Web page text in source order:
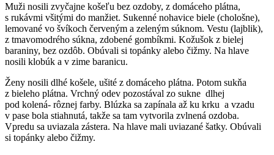
Muži nosili zvyčajne košeľu bez ozdoby, z domáceho plátna,
s rukávmi všitými do manžiet. Sukenné nohavice biele (chološne),
lemované vo švíkoch červeným a zeleným súknom. Vestu (lajblik),
z tmavomodrého súkna, zdobené gombíkmi. Kožušok z bielej
baraniny, bez ozdôb. Obúvali si topánky alebo čižmy. Na hlave
nosili klobúk a v zime baranicu.
Ženy nosili dlhé košele, ušité z domáceho plátna. Potom sukňa
z bieleho plátna. Vrchný odev pozostával zo sukne dlhej
pod kolená- rôznej farby. Blúzka sa zapínala až ku krku a vzadu
v pase bola stiahnutá, takže sa tam vytvorila zvlnená ozdoba.
Vpredu sa uviazala zástera. Na hlave mali uviazané šatky. Obúvali
si topánky alebo čižmy.